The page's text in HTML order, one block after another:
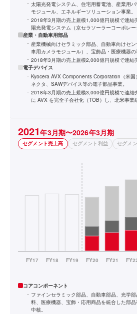
太陽光発電システム、住宅用蓄電池、産業用
モジュール、エネルギーソリューション事業。
2018年3月期の売上規模1,000億円規模で連結
陽光発電システム（京セラソーラーコーポレー
産業・自動車用部品
産業機械向けセラミック部品、自動車向けセ
車用カメラモジュール）、宝飾品・医療機器の
2018年3月期の売上規模2,000億円規模で連結
電子デバイス
Kyocera AVX Components Corporation（米国
ネクタ、SAWデバイス等の電子部品事業。
2018年3月期の売上規模3,000億円規模で連
に AVX を完全子会社化（TOB）し、北米事業
2021年3月期〜2026年3月期
セグメント売上高 セグメント利益 セグメ
コアコンポーネント
ファインセラミック部品、自動車部品、光学
料、医療機器、宝飾・応用商品を統合した部
中核。